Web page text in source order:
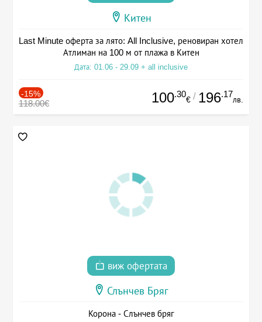
Китен
Last Minute оферта за лято: All Inclusive, реновиран хотел
Атлиман на 100 м от плажа в Китен
Дата: 01.06 - 29.09 + all inclusive
-15%
118.00€ 100.30
€ / 196.17
лв.
виж офертата
Слънчев Бряг
Корона - Слънчев бряг